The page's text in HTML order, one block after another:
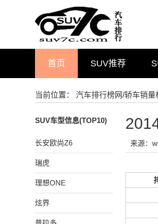
首页 SUV推荐
当前位置： 汽车排行榜网/轿车销量
SUV车型信息(TOP10)
长安欧尚Z6
瑞虎
理想ONE
炫界
来源：